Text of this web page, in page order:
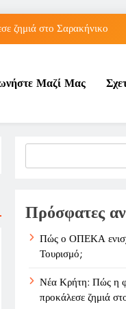
ζημιά στο Σαρακήνικο
πετρελαίου στο ;
ζημιά στο Σαρακήνικο
της για την καριέρα;
Μαζί Μας
Πρόσφατες
Πώς ο ΟΠΕΚΑ
Τουρισμό;
Νέα Κρήτη: Πώς η
προκάλεσε ζημιά